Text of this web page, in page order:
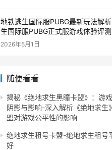
地铁逃生国际服PUBG最新玩法解
生国际服PUBG正式服游戏体验评测
2026年5月1日
随便看看
揭秘《绝地求生黑瞳卡盟》：游
阴影与影响-深入解析《绝地求生
盟对游戏公平性的影响
绝地求生租号卡盟-绝地求生租号
好